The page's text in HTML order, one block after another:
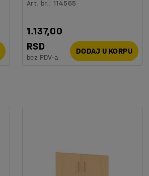
Art. br.:114565
1.137,00
RSD
bez PDV-a
DODAJ U KORPU